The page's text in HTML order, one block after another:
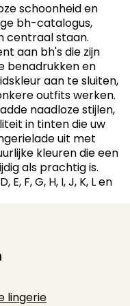
schoonheid en
bh-catalogus,
centraal staan.
aan bh's die zijn
benadrukken en
aan te sluiten,
outfits werken.
naadloze stijlen,
in tinten die uw
uit met
kleuren die een
als prachtig is.
F, G, H, I, J, K, L en
lingerie